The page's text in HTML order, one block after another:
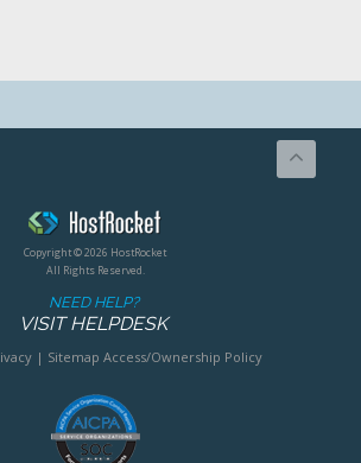
Copyright © 2026 HostRocket
All Rights Reserved.
NEED HELP?
VISIT HELPDESK
| Sitemap Access/Ownership Policy